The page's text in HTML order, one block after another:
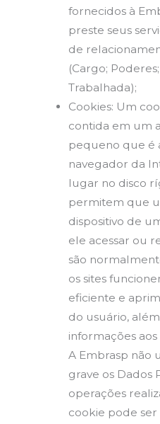
fornecidos à
preste seus
de
(Cargo;
Trabalhada);
Cookies: Um
contida em um
pequeno que é
navegador da
lugar no disco
permitem que
dispositivo de
ele acessar ou
são
os sites
eficiente e
do usuário,
informações
A Embrasp não
grave os Dados
operações
cookie pode